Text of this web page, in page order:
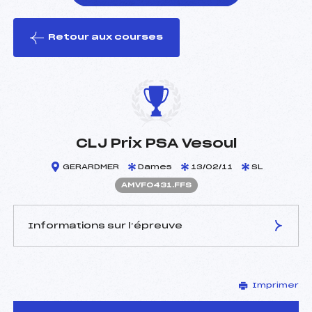
le ski
Retour aux courses
CLJ Prix PSA Vesoul
GERARDMER Dames 13/02/11 SL
AMVF0431.FFS
Informations sur l’épreuve
CROUVIZIER ALEXANDRA
(MV)
Imprimer